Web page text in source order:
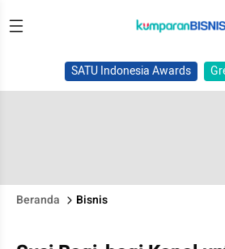
SATU Indonesia Awards
Beranda Bisnis